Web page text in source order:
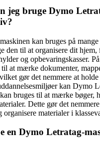
jeg bruge Dymo
kan bruges på
den til at organisere dit hjem,
og opbevaringskasser.
at mærke dokumenter,
gør det nemmere at holde
kan Dymo
bruges til at mærke bøger,
Dette gør det
organisere materialer i
en Dymo Letratag-